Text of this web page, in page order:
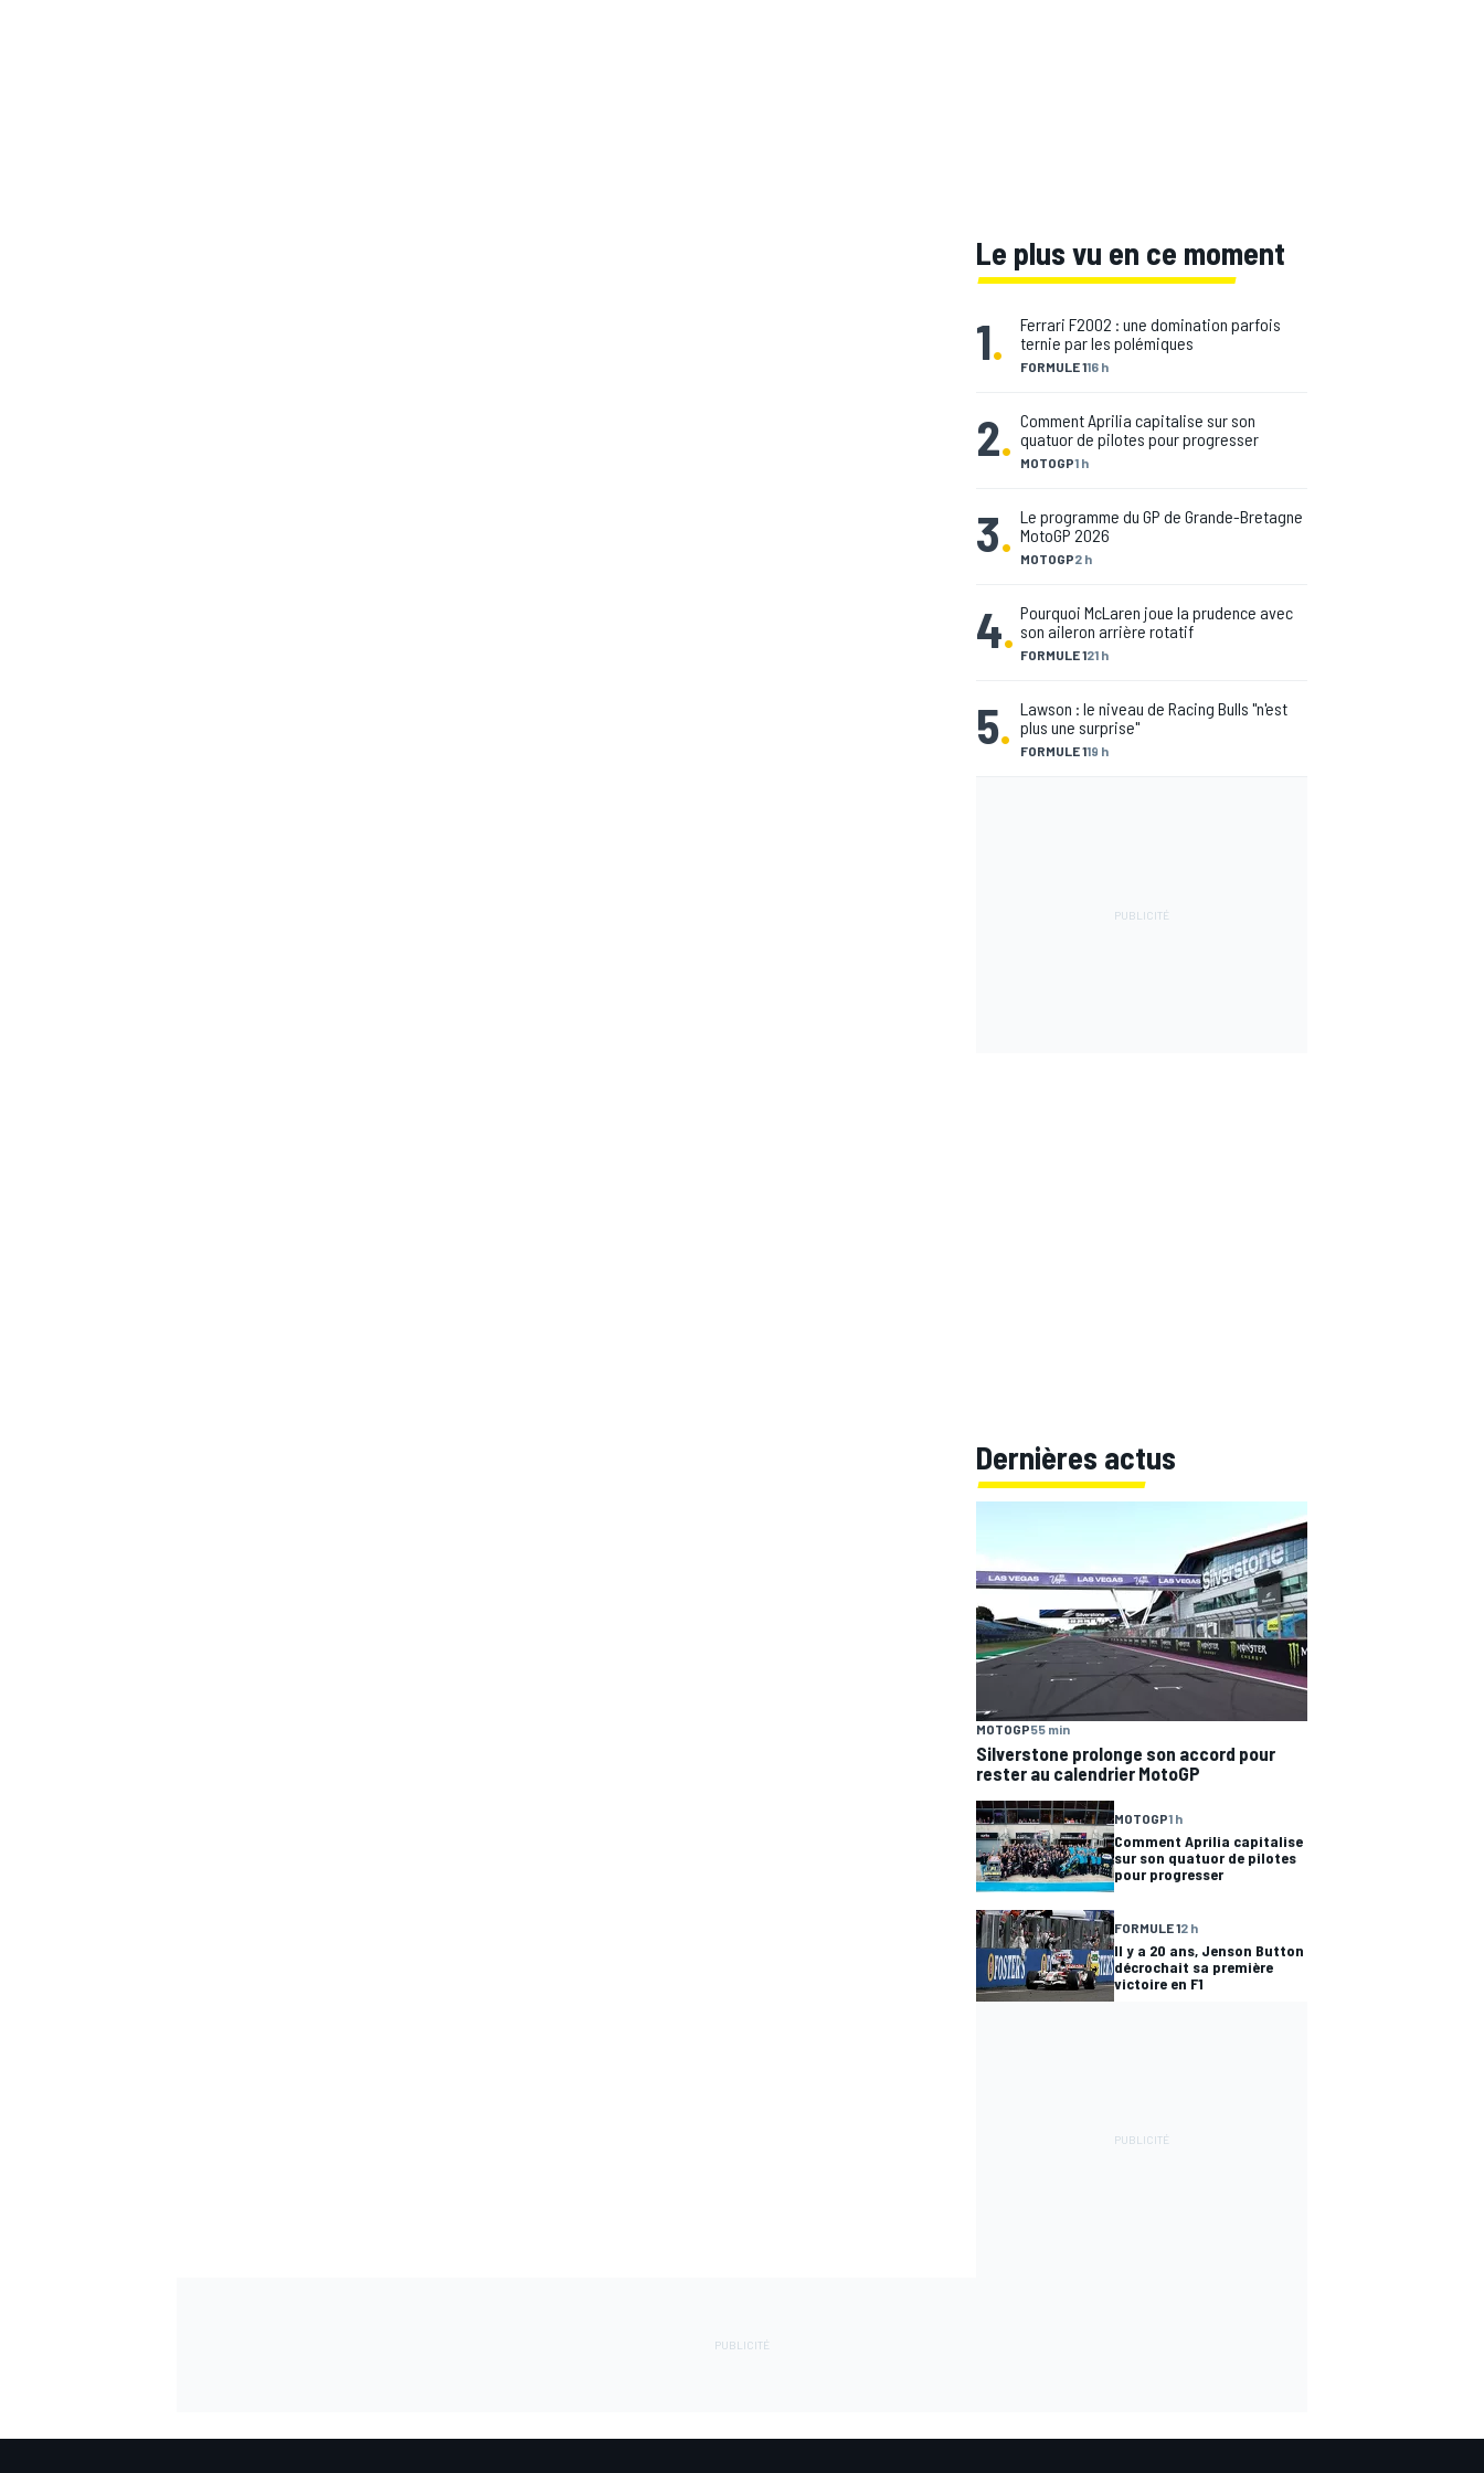
Le plus vu en ce moment
1. FORMULE 116 h
Ferrari F2002 : une domination parfois
ternie par les polémiques
2. MOTOGP1 h
Comment Aprilia capitalise sur son
quatuor de pilotes pour progresser
3. MOTOGP2 h
Le programme du GP de Grande-Bretagne
MotoGP 2026
4. FORMULE 121 h
Pourquoi McLaren joue la prudence avec
son aileron arrière rotatif
5. FORMULE 119 h
Lawson : le niveau de Racing Bulls "n'est
plus une surprise"
Dernières actus
MOTOGP55 min
Silverstone prolonge son accord pour
rester au calendrier MotoGP
MOTOGP1 h
Comment Aprilia capitalise
sur son quatuor de pilotes
pour progresser
FORMULE 12 h
Il y a 20 ans, Jenson Button
décrochait sa première
victoire en F1